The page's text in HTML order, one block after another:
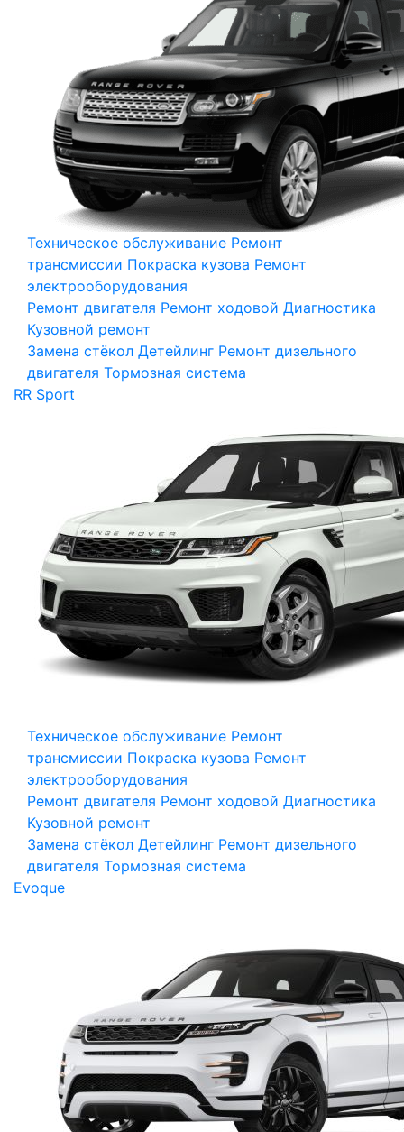
Техническое обслуживание Ремонт
трансмиссии Покраска кузова Ремонт
электрооборудования
Ремонт двигателя Ремонт ходовой Диагностика
Кузовной ремонт
Замена стёкол Детейлинг Ремонт дизельного
двигателя Тормозная система
RR Sport
Техническое обслуживание Ремонт
трансмиссии Покраска кузова Ремонт
электрооборудования
Ремонт двигателя Ремонт ходовой Диагностика
Кузовной ремонт
Замена стёкол Детейлинг Ремонт дизельного
двигателя Тормозная система
Evoque